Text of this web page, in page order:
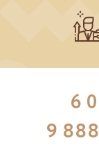
6 0
9 888